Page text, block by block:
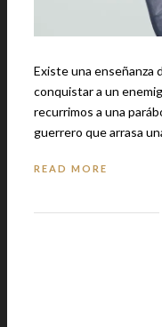
Existe una enseñanza
conquistar a un enemigo sin
recurrimos a una
guerrero que arrasa
READ MORE